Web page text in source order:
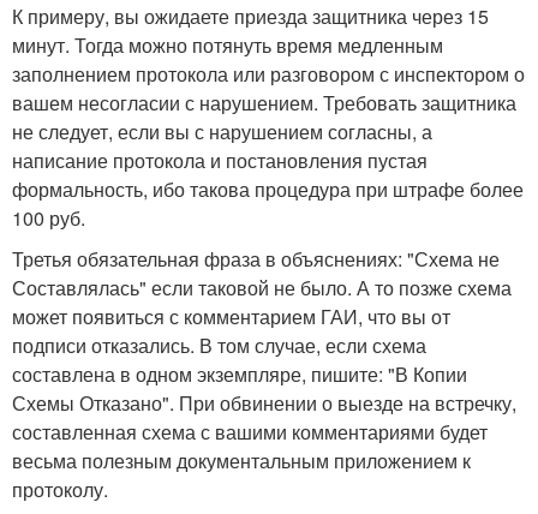
К примеру, вы ожидаете приезда защитника через 15
минут. Тогда можно потянуть время медленным
заполнением протокола или разговором с инспектором о
вашем несогласии с нарушением. Требовать защитника
не следует, если вы с нарушением согласны, а
написание протокола и постановления пустая
формальность, ибо такова процедура при штрафе более
100 руб.
Третья обязательная фраза в объяснениях: "Схема не
Составлялась" если таковой не было. А то позже схема
может появиться с комментарием ГАИ, что вы от
подписи отказались. В том случае, если схема
составлена в одном экземпляре, пишите: "В Копии
Схемы Отказано". При обвинении о выезде на встречку,
составленная схема с вашими комментариями будет
весьма полезным документальным приложением к
протоколу.